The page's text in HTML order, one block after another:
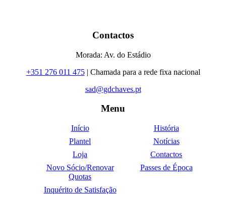
Contactos
Morada: Av. do Estádio
+351 276 011 475| Chamada para a rede fixa nacional
sad@gdchaves.pt
Menu
Início
História
Plantel
Notícias
Loja
Contactos
Novo Sócio/Renovar
Quotas
Passes de Época
Inquérito de Satisfação